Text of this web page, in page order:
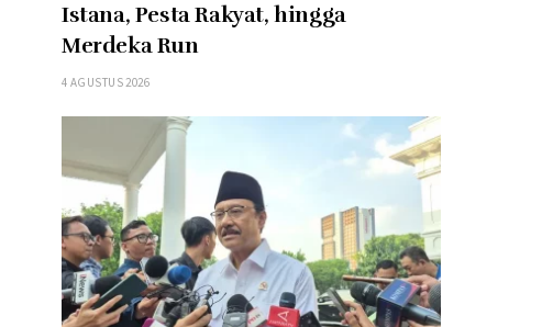
Istana, Pesta Rakyat, hingga
Merdeka Run
4 AGUSTUS 2026